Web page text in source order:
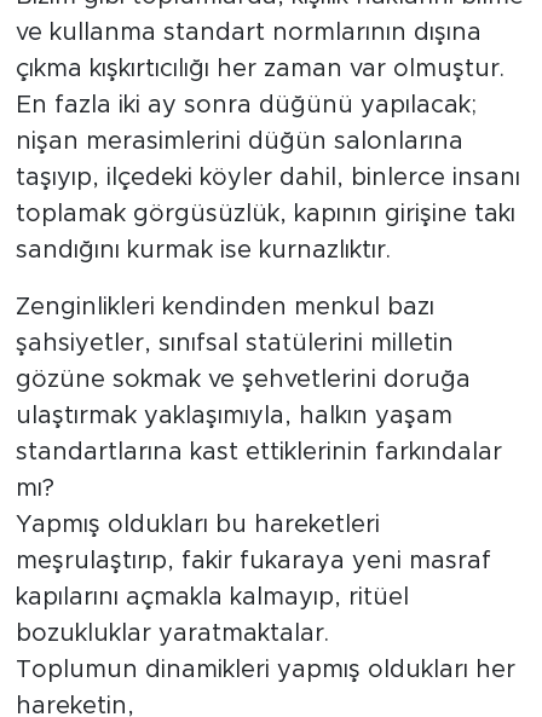
ve kullanma standart normlarının dışına
çıkma kışkırtıcılığı her zaman var olmuştur.
En fazla iki ay sonra düğünü yapılacak;
nişan merasimlerini düğün salonlarına
taşıyıp, ilçedeki köyler dahil, binlerce insanı
toplamak görgüsüzlük, kapının girişine takı
sandığını kurmak ise kurnazlıktır.
Zenginlikleri kendinden menkul bazı
şahsiyetler, sınıfsal statülerini milletin
gözüne sokmak ve şehvetlerini doruğa
ulaştırmak yaklaşımıyla, halkın yaşam
standartlarına kast ettiklerinin farkındalar
mı?
Yapmış oldukları bu hareketleri
meşrulaştırıp, fakir fukaraya yeni masraf
kapılarını açmakla kalmayıp, ritüel
bozukluklar yaratmaktalar.
Toplumun dinamikleri yapmış oldukları her
hareketin,